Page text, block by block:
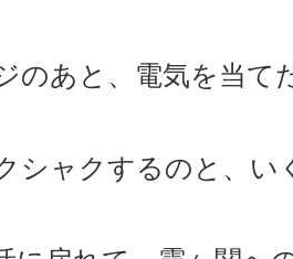
のあと、電気を当て
シャクするのと、